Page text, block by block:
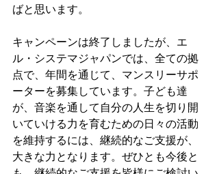
ばと思います。
キャンペーンは終了しましたが、エ
ル・システマジャパンでは、全ての拠
点で、年間を通じて、マンスリーサポ
ーターを募集しています。子ども達
が、音楽を通して自分の人生を切り開
いていける力を育むための日々の活動
を維持するには、継続的なご支援が、
大きな力となります。ぜひとも今後と